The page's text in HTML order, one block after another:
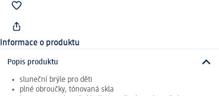
Informace o produktu
Popis produktu
sluneční brýle pro děti
plné obroučky, tónovaná skla